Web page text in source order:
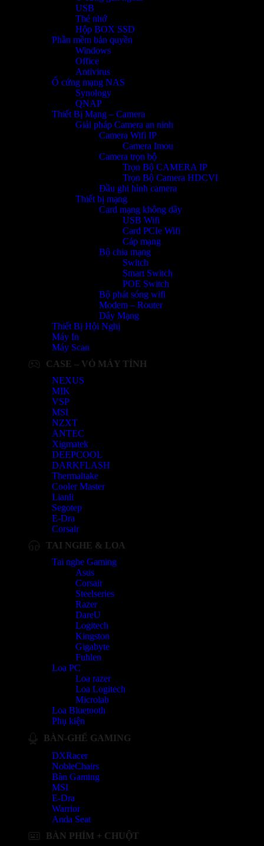
USB
Thẻ nhớ
Hộp BOX SSD
Phần mềm bản quyền
Windows
Office
Antivirus
Ổ cứng mạng NAS
Synology
QNAP
Thiết Bị Mạng – Camera
Giải pháp Camera an ninh
Camera Wifi IP
Camera Imou
Camera trọn bộ
Trọn Bộ CAMERA IP
Trọn Bộ Camera HDCVI
Đầu ghi hình camera
Thiết bị mạng
Card mạng không dây
USB Wifi
Card PCIe Wifi
Cáp mạng
Bộ chia mạng
Switch
Smart Switch
POE Switch
Bộ phát sóng wifi
Modem – Router
Dây Mạng
Thiết Bị Hội Nghị
Máy In
Máy Scan
CASE – VỎ MÁY TÍNH
NEXUS
MIK
VSP
MSI
NZXT
ANTEC
Xigmatek
DEEPCOOL
DARKFLASH
Thermaltake
Cooler Master
Lianli
Segotep
E-Dra
Corsair
TAI NGHE & LOA
Tai nghe Gaming
Asus
Corsair
Steelseries
Razer
DareU
Logitech
Kingston
Gigabyte
Fuhlen
Loa PC
Loa razer
Loa Logitech
Microlab
Loa Bluetooth
Phụ kiện
BÀN-GHẾ GAMING
DXRacer
NobleChairs
Bàn Gaming
MSI
E-Dra
Warrior
Anda Seat
BÀN PHÍM + CHUỘT